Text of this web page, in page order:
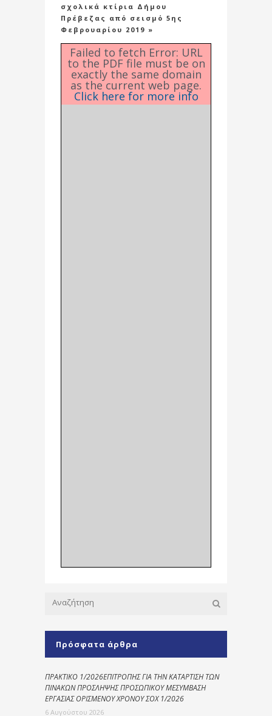
σχολικά κτίρια Δήμου
Πρέβεζας από σεισμό 5ης
Φεβρουαρίου 2019 »
Failed to fetch Error: URL
to the PDF file must be on
exactly the same domain
as the current web page.
Click here for more info
Πρόσφατα άρθρα
ΠΡΑΚΤΙΚΟ 1/2026ΕΠΙΤΡΟΠΗΣ ΓΙΑ ΤΗΝ ΚΑΤΑΡΤΙΣΗ ΤΩΝ
ΠΙΝΑΚΩΝ ΠΡΟΣΛΗΨΗΣ ΠΡΟΣΩΠΙΚΟΥ ΜΕΣΥΜΒΑΣΗ
ΕΡΓΑΣΙΑΣ ΟΡΙΣΜΕΝΟΥ ΧΡΟΝΟΥ ΣΟΧ 1/2026
6 Αυγούστου 2026